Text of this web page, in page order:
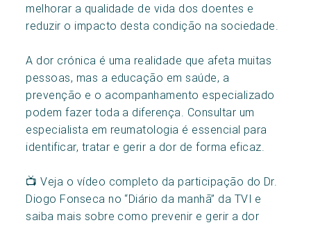
melhorar a qualidade de vida dos doentes e
reduzir o impacto desta condição na sociedade.
A dor crónica é uma realidade que afeta muitas
pessoas, mas a educação em saúde, a
prevenção e o acompanhamento especializado
podem fazer toda a diferença. Consultar um
especialista em reumatologia é essencial para
identificar, tratar e gerir a dor de forma eficaz.
📺 Veja o vídeo completo da participação do Dr.
Diogo Fonseca no “Diário da manhã” da TVI e
saiba mais sobre como prevenir e gerir a dor